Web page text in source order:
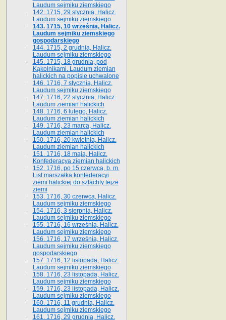
Laudum sejmiku ziemskiego
142. 1715, 29 stycznia, Halicz.
Laudum sejmiku ziemskiego
143. 1715, 10 września, Halicz.
Laudum sejmiku ziemskiego
gospodarskiego
144. 1715, 2 grudnia, Halicz.
Laudum sejmiku ziemskiego
145. 1715, 18 grudnia, pod
Kąkolnikami. Laudum ziemian
halickich na popisie uchwalone
146. 1716, 7 stycznia, Halicz.
Laudum sejmiku ziemskiego
147. 1716, 22 stycznia, Halicz.
Laudum ziemian halickich
148. 1716, 6 lutego, Halicz.
Laudum ziemian halickich
149. 1716, 23 marca, Halicz.
Laudum ziemian halickich
150. 1716, 20 kwietnia, Halicz.
Laudum ziemian halickich
151. 1716, 18 maja, Halicz.
Konfederacya ziemian halickich
152. 1716, po 15 czerwca, b. m.
List marszałka konfederacyi
ziemi halickiej do szlachty tejże
ziemi
153. 1716, 30 czerwca, Halicz.
Laudum sejmiku ziemskiego
154. 1716, 3 sierpnia, Halicz.
Laudum sejmiku ziemskiego
155. 1716, 16 września, Halicz.
Laudum sejmiku ziemskiego
156. 1716, 17 września, Halicz.
Laudum sejmiku ziemskiego
gospodarskiego
157. 1716, 12 listopada, Halicz.
Laudum sejmiku ziemskiego
158. 1716, 23 listopada, Halicz.
Laudum sejmiku ziemskiego
159. 1716, 23 listopada, Halicz.
Laudum sejmiku ziemskiego
160. 1716, 11 grudnia, Halicz.
Laudum sejmiku ziemskiego
161. 1716, 29 grudnia, Halicz.